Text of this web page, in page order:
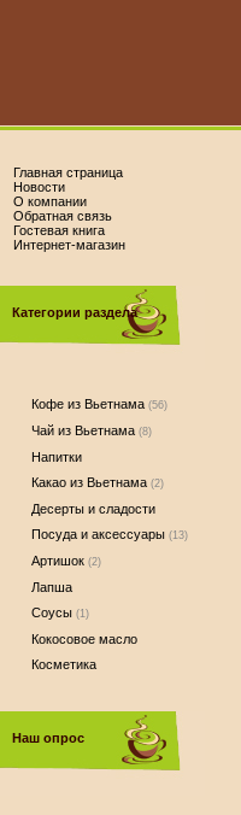
Главная страница
Новости
О компании
Обратная связь
Гостевая книга
Интернет-магазин
Категории раздела
Кофе из Вьетнама (56)
Чай из Вьетнама (8)
Напитки
Какао из Вьетнама (2)
Десерты и сладости
Посуда и аксессуары (13)
Артишок (2)
Лапша
Соусы (1)
Кокосовое масло
Косметика
Наш опрос